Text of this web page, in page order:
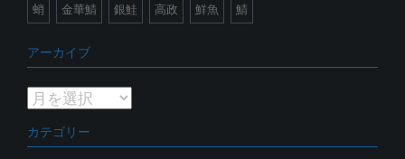
蛸 金華鯖 銀鮭 高政 鮮魚 鯖
アーカイブ
ア
カ
カテゴリー